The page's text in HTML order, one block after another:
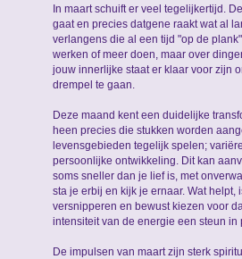
In maart schuift er veel tegelijkertijd.
gaat en precies datgene raakt wat al
verlangens die al een tijd "op de
werken of meer doen, maar over
jouw innerlijke staat er klaar voor zijn
drempel te gaan.
Deze maand kent een duidelijke
heen precies die stukken worden
levensgebieden tegelijk spelen;
persoonlijke ontwikkeling. Dit kan
soms sneller dan je lief is, met
sta je erbij en kijk je ernaar. Wat
versnipperen en bewust kiezen voor
intensiteit van de energie een steun in
De impulsen van maart zijn sterk